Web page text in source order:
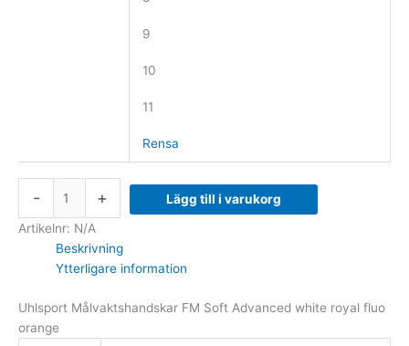
9
10
11
Rensa
- + Lägg till i varukorg
Artikelnr: N/A
Beskrivning
Ytterligare information
Uhlsport Målvaktshandskar FM Soft Advanced white royal fluo
orange